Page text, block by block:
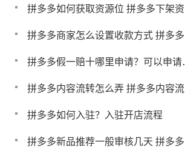
拼多多如何获取资源位 拼多多下架资源位怎么弄
拼多多商家怎么设置收款方式 拼多多商家收的钱在哪
拼多多假一赔十哪里申请？可以申请假一赔三吗
拼多多内容流转怎么弄 拼多多内容流转技巧
拼多多如何入驻？入驻开店流程
拼多多新品推荐一般审核几天 拼多多新品引荐怎么报名